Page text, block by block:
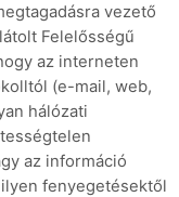
vezető
Felelősségű
az interneten
(e-mail, web,
hálózati
az információ
fenyegetésektől